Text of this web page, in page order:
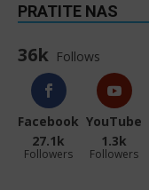
PRATITE NAS
36k Follows
Facebook
27.1k
Followers
YouTube
1.3k
Followers